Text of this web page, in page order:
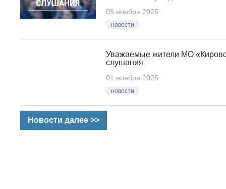
05 ноября 2025
новости
Уважаемые жители МО
слушания
01 ноября 2025
новости
Новости далее >>